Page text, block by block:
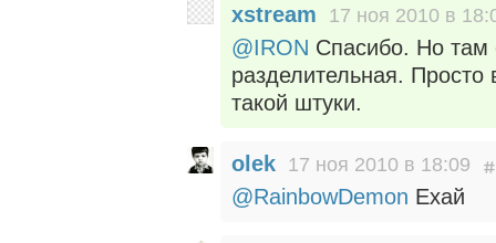
xstream 17 ноя 2010 в
@IRON Спасибо. Но там
разделительная. Просто
такой штуки.
olek 17 ноя 2010 в 18:09
@RainbowDemon Ехай